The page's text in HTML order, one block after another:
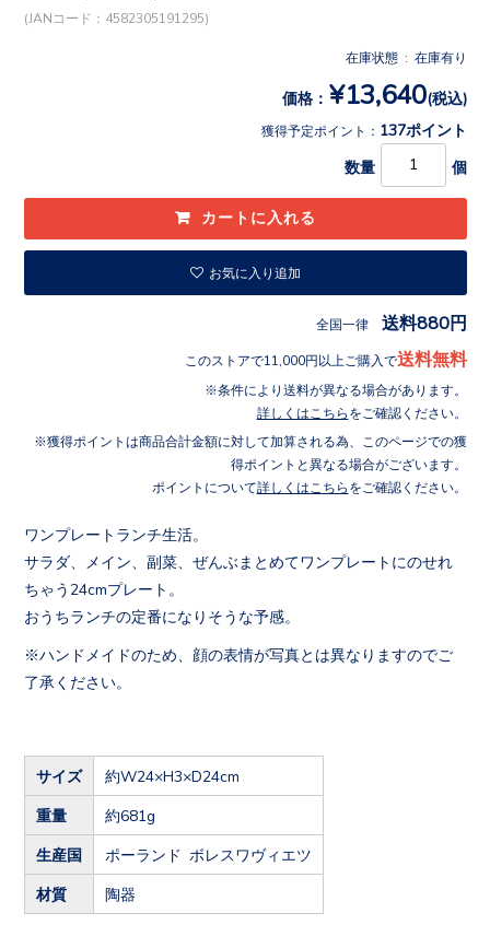
(JANコード：4582305191295)
在庫状態 : 在庫有り
価格： ¥13,640(税込)
獲得予定ポイント： 137ポイント
数量 個
お気に入り追加
全国一律 送料880円
このストアで11,000円以上ご購入で送料無料
条件により送料が異なる場合があります。
詳しくはこちら をご確認ください。
獲得ポイントは商品合計金額に対して加算される為、このページでの獲
得ポイントと異なる場合がございます。
ポイントについて詳しくはこちら をご確認ください。
ワンプレートランチ生活。
サラダ、メイン、副菜、ぜんぶまとめてワンプレートにのせれ
ちゃう24cmプレート。
おうちランチの定番になりそうな予感。
※ハンドメイドのため、顔の表情が写真とは異なりますのでご
了承ください。
サイズ 約W24×H3×D24cm
重量 約681g
生産国 ポーランド ボレスワヴィエツ
材質 陶器